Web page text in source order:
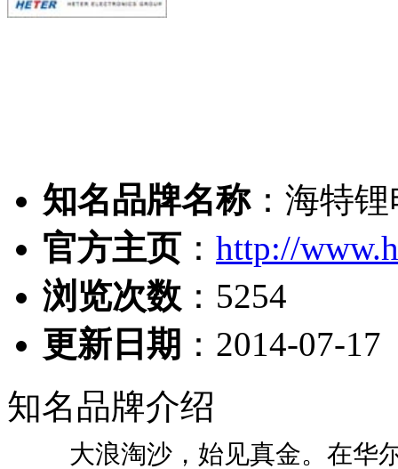
知名品牌名称： 海特锂
官方主页 ： http://
浏览次数 ： 5254
更新日期 ：2014-07-17
知名品牌介绍
大浪淘沙，始见真金。在华